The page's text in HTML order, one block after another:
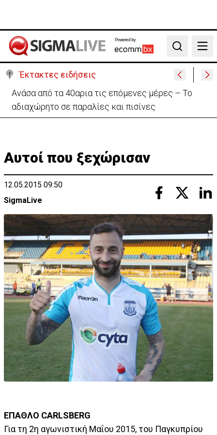
Powered by:
Search
Έκτακτες ειδήσεις
Ραντεβού με τις «Περσείδες»: Κορυφώνεται το
εντυπωσιακό φαινόμενο στην Κύπρο
Αυτοί που ξεχώρισαν
12.05.2015 09:50
SigmaLive
ΕΠΑΘΛΟ CARLSBERG
Για τη 2η αγωνιστική Μαΐου 2015, του Παγκυπρίου